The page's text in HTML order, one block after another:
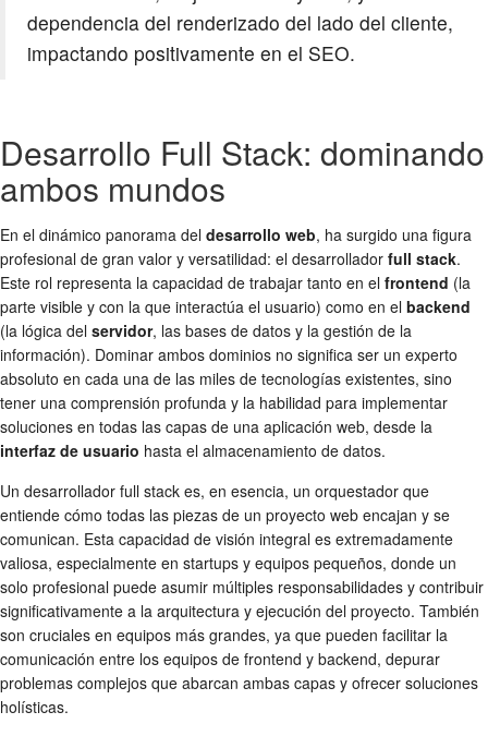
dependencia del renderizado del lado del cliente,
impactando positivamente en el SEO.
Desarrollo Full Stack: dominando
ambos mundos
En el dinámico panorama del desarrollo web, ha surgido una figura
profesional de gran valor y versatilidad: el desarrollador full stack.
Este rol representa la capacidad de trabajar tanto en el frontend (la
parte visible y con la que interactúa el usuario) como en el backend
(la lógica del servidor, las bases de datos y la gestión de la
información). Dominar ambos dominios no significa ser un experto
absoluto en cada una de las miles de tecnologías existentes, sino
tener una comprensión profunda y la habilidad para implementar
soluciones en todas las capas de una aplicación web, desde la
interfaz de usuario hasta el almacenamiento de datos.
Un desarrollador full stack es, en esencia, un orquestador que
entiende cómo todas las piezas de un proyecto web encajan y se
comunican. Esta capacidad de visión integral es extremadamente
valiosa, especialmente en startups y equipos pequeños, donde un
solo profesional puede asumir múltiples responsabilidades y contribuir
significativamente a la arquitectura y ejecución del proyecto. También
son cruciales en equipos más grandes, ya que pueden facilitar la
comunicación entre los equipos de frontend y backend, depurar
problemas complejos que abarcan ambas capas y ofrecer soluciones
holísticas.